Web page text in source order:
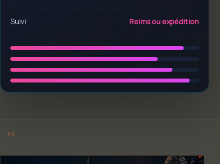
Suivi Reims ou expédition